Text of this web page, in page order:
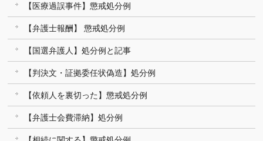
【医療過誤事件】懲戒処分例
【弁護士報酬】 懲戒処分例
【国選弁護人】処分例と記事
【判決文・証拠委任状偽造】処分例
【依頼人を裏切った】懲戒処分例
【弁護士会費滞納】処分例